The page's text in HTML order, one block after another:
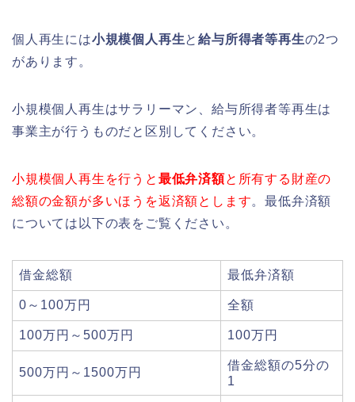
個人再生には小規模個人再生と給与所得者等再生の2つ
があります。
小規模個人再生はサラリーマン、給与所得者等再生は
事業主が行うものだと区別してください。
小規模個人再生を行うと 最低弁済額と所有する財産の
総額の金額が多いほうを返済額とします。最低弁済額
については以下の表をご覧ください。
借金総額 最低弁済額
0～100万円 全額
100万円～500万円 100万円
500万円～1500万円
借金総額の5分の
1